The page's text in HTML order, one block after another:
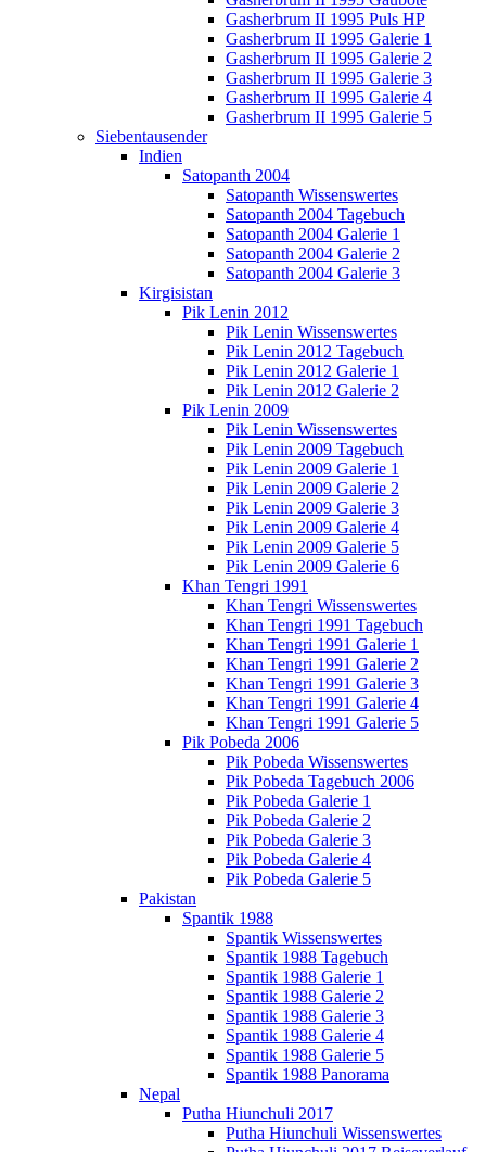
Gasherbrum II 1995 Puls HP
Gasherbrum II 1995 Galerie 1
Gasherbrum II 1995 Galerie 2
Gasherbrum II 1995 Galerie 3
Gasherbrum II 1995 Galerie 4
Gasherbrum II 1995 Galerie 5
Siebentausender
Indien
Satopanth 2004
Satopanth Wissenswertes
Satopanth 2004 Tagebuch
Satopanth 2004 Galerie 1
Satopanth 2004 Galerie 2
Satopanth 2004 Galerie 3
Kirgisistan
Pik Lenin 2012
Pik Lenin Wissenswertes
Pik Lenin 2012 Tagebuch
Pik Lenin 2012 Galerie 1
Pik Lenin 2012 Galerie 2
Pik Lenin 2009
Pik Lenin Wissenswertes
Pik Lenin 2009 Tagebuch
Pik Lenin 2009 Galerie 1
Pik Lenin 2009 Galerie 2
Pik Lenin 2009 Galerie 3
Pik Lenin 2009 Galerie 4
Pik Lenin 2009 Galerie 5
Pik Lenin 2009 Galerie 6
Khan Tengri 1991
Khan Tengri Wissenswertes
Khan Tengri 1991 Tagebuch
Khan Tengri 1991 Galerie 1
Khan Tengri 1991 Galerie 2
Khan Tengri 1991 Galerie 3
Khan Tengri 1991 Galerie 4
Khan Tengri 1991 Galerie 5
Pik Pobeda 2006
Pik Pobeda Wissenswertes
Pik Pobeda Tagebuch 2006
Pik Pobeda Galerie 1
Pik Pobeda Galerie 2
Pik Pobeda Galerie 3
Pik Pobeda Galerie 4
Pik Pobeda Galerie 5
Pakistan
Spantik 1988
Spantik Wissenswertes
Spantik 1988 Tagebuch
Spantik 1988 Galerie 1
Spantik 1988 Galerie 2
Spantik 1988 Galerie 3
Spantik 1988 Galerie 4
Spantik 1988 Galerie 5
Spantik 1988 Panorama
Nepal
Putha Hiunchuli 2017
Putha Hiunchuli Wissenswertes